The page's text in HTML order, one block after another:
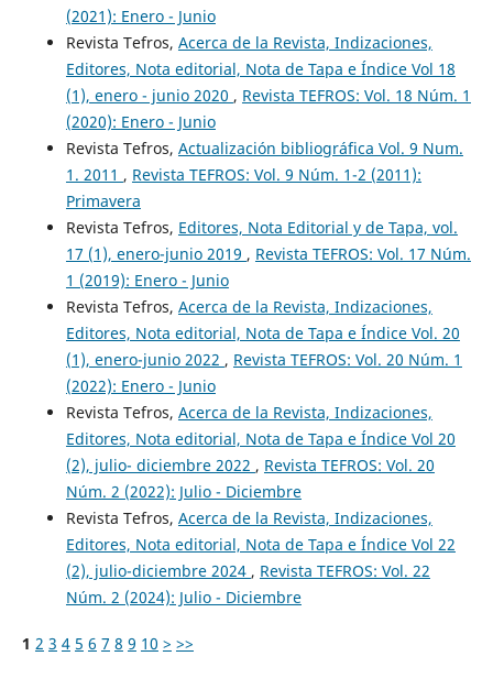
(2021): Enero - Junio
Revista Tefros, Acerca de la Revista, Indizaciones,
Editores, Nota editorial, Nota de Tapa e Índice Vol 18
(1), enero - junio 2020 , Revista TEFROS: Vol. 18 Núm. 1
(2020): Enero - Junio
Revista Tefros, Actualización bibliográfica Vol. 9 Num.
1. 2011 , Revista TEFROS: Vol. 9 Núm. 1-2 (2011):
Primavera
Revista Tefros, Editores, Nota Editorial y de Tapa, vol.
17 (1), enero-junio 2019 , Revista TEFROS: Vol. 17 Núm.
1 (2019): Enero - Junio
Revista Tefros, Acerca de la Revista, Indizaciones,
Editores, Nota editorial, Nota de Tapa e Índice Vol. 20
(1), enero-junio 2022 , Revista TEFROS: Vol. 20 Núm. 1
(2022): Enero - Junio
Revista Tefros, Acerca de la Revista, Indizaciones,
Editores, Nota editorial, Nota de Tapa e Índice Vol 20
(2), julio- diciembre 2022 , Revista TEFROS: Vol. 20
Núm. 2 (2022): Julio - Diciembre
Revista Tefros, Acerca de la Revista, Indizaciones,
Editores, Nota editorial, Nota de Tapa e Índice Vol 22
(2), julio-diciembre 2024 , Revista TEFROS: Vol. 22
Núm. 2 (2024): Julio - Diciembre
1 2 3 4 5 6 7 8 9 10 > >>